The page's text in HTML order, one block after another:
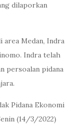
dilaporkan
Medan, Indra
Indra telah
persoalan pidana
Pidana Ekonomi
(14/3/2022)